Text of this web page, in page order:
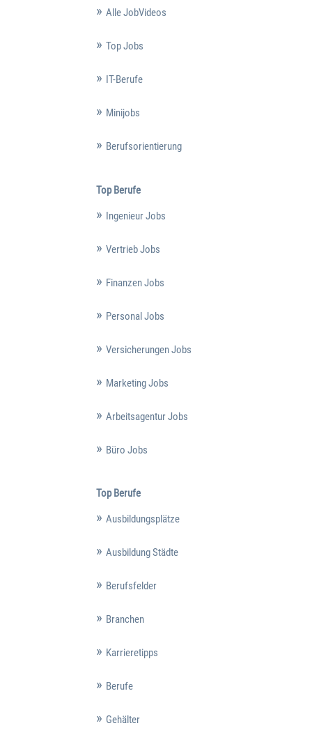
Alle JobVideos
Top Jobs
IT-Berufe
Minijobs
Berufsorientierung
Top Berufe
Ingenieur Jobs
Vertrieb Jobs
Finanzen Jobs
Personal Jobs
Versicherungen Jobs
Marketing Jobs
Arbeitsagentur Jobs
Büro Jobs
Top Berufe
Ausbildungsplätze
Ausbildung Städte
Berufsfelder
Branchen
Karrieretipps
Berufe
Gehälter